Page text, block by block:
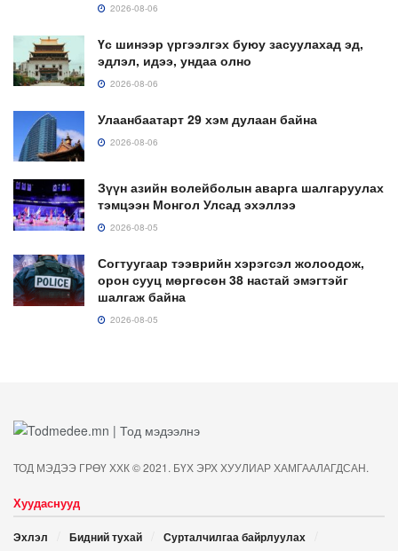
2026-08-06
Үс шинээр үргээлгэх буюу засуулахад эд,
эдлэл, идээ, ундаа олно
2026-08-06
Улаанбаатарт 29 хэм дулаан байна
2026-08-06
Зүүн азийн волейболын аварга шалгаруулах
тэмцээн Монгол Улсад эхэллээ
2026-08-05
Согтуугаар тээврийн хэрэгсэл жолоодож,
орон сууц мөргөсөн 38 настай эмэгтэйг
шалгаж байна
2026-08-05
ТОД МЭДЭЭ ГРӨҮ ХХК © 2021. БҮХ ЭРХ ХУУЛИАР ХАМГААЛАГДСАН.
Хуудаснууд
Эхлэл Бидний тухай
Сурталчилгаа байрлуулах